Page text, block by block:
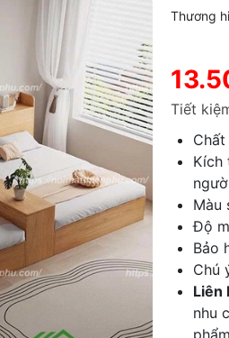
Thương
Tiết
Kích
Màu
Độ
Bảo
Chú
Liên
nhu